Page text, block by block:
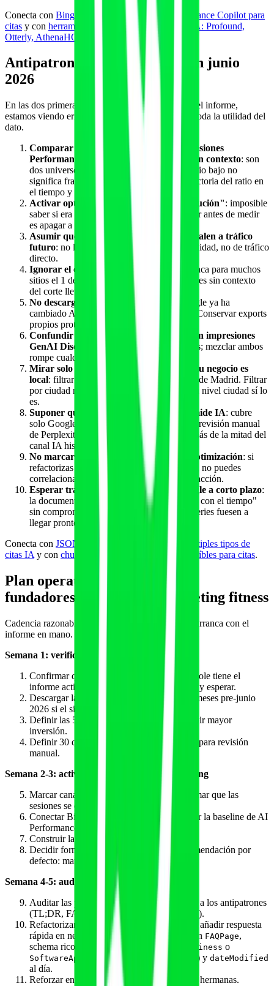
Conecta con Bing Webmaster Tools y AI Performance Copilot para
citas y con herramientas de visibilidad de marca IA: Profound,
Otterly, AthenaHQ, Peec
Antipatrones y errores caros en junio
2026
En las dos primeras semanas tras el lanzamiento del informe,
estamos viendo errores recurrentes que invalidan toda la utilidad del
dato.
Comparar impresiones GenAI con impresiones
Performance clásicas en valor absoluto sin contexto: son
dos universos de exposición distintos; un ratio bajo no
significa fracaso. Lo que importa es la trayectoria del ratio en
el tiempo y la composición por página.
Activar opt-out el primer día "por precaución": imposible
saber si era buena decisión sin datos. Apagar antes de medir
es apagar a ciegas.
Asumir que las impresiones GenAI equivalen a tráfico
futuro: no lo equivalen. Son señal de visibilidad, no de tráfico
directo.
Ignorar el corte de fechas : el informe arranca para muchos
sitios el 1 de mayo de 2026. Series temporales sin contexto
del corte llevan a conclusiones falsas.
No descargar el dato regularmente
: Google ya ha
cambiado APIs y dashboards en el pasado. Conservar exports
propios protege ante cualquier giro.
Confundir impresiones GenAI Search con impresiones
GenAI Discover
: son dos informes distintos; mezclar ambos
rompe cualquier análisis por dispositivo.
Mirar solo el agregado nacional cuando tu negocio es
local: filtrar por país no sirve a un gimnasio de Madrid. Filtrar
por ciudad no es posible. Cruzar con GA4 a nivel ciudad sí lo
es.
Suponer que el informe es lo único que mide IA: cubre
solo Google. Sin GA4 AI Assistant, Bing y revisión manual
de Perplexity, ChatGPT y Claude, te falta más de la mitad del
canal IA hispanohablante.
No marcar las páginas con cambios de optimización: si
refactorizas una página y no anotas la fecha, no puedes
correlacionar mejora de impresiones con la acción.
Esperar transparencia adicional de Google a corto plazo:
la documentación oficial dice "más métricas con el tiempo"
sin compromiso. Operar como si CTR y queries fuesen a
llegar pronto puede no envejecer bien.
Conecta con JSON-LD schema stacking para múltiples tipos de
citas IA y con chunking semántico y bloques extraíbles para citas.
Plan operativo de 90 días para
fundadores y equipos de marketing fitness
Cadencia razonable para un equipo pequeño que arranca con el
informe en mano.
Semana 1: verificación y línea base
Confirmar que la propiedad de Search Console tiene el
informe activado. Si no aparece, abrir ticket y esperar.
Descargar la serie temporal disponible (los meses pre-junio
2026 si el sitio fue elegible).
Definir las 5 páginas pilar candidatas a recibir mayor
inversión.
Definir 30 queries representativas del nicho para revisión
manual.
Semana 2-3: activación del cruce con GA4 y Bing
Marcar canal AI Assistant en GA4 y confirmar que las
sesiones se están atribuyendo.
Conectar Bing Webmaster Tools y descargar la baseline de AI
Performance.
Construir la hoja única de consolidación.
Decidir formalmente sobre el opt-out (recomendación por
defecto: mantener desactivado).
Semana 4-5: auditoría estructural
Auditar las páginas pilar y candidatas frente a los antipatrones
(TL;DR, FAQ extractable, schema, frescura).
Refactorizar las 3 piezas más prometedoras: añadir respuesta
rápida en negrita al inicio, FAQ marcada con FAQPage,
schema rico (
Article FAQPage , LocalBusiness o
SoftwareApplicationsegún corresponda) y dateModified
al día.
Reforzar enlaces internos desde 8-12 piezas hermanas.